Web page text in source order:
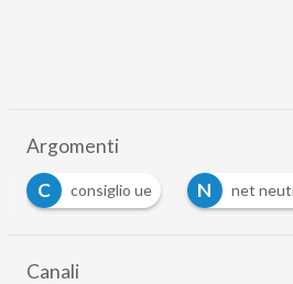
Argomenti
C
consiglio ue N net
Canali